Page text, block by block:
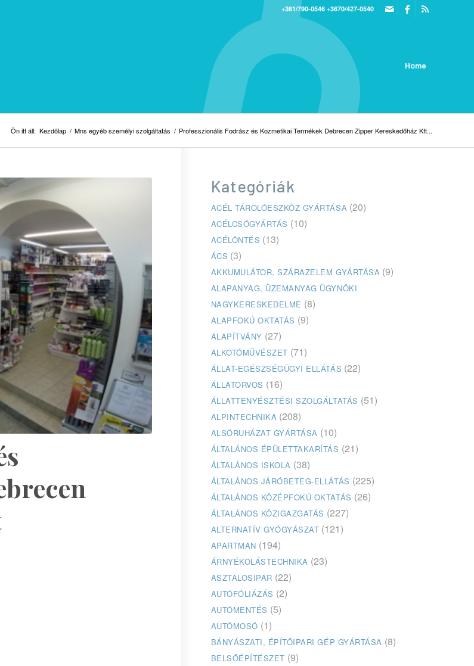
+361/790-0546 +3670/427-0540
Home
Ön itt áll: Kezdőlap / Mns egyéb személyi szolgáltatás / Professzionális Fodrász és Kozmetikai Termékek Debrecen Zipper Kereskedőház Kft...
Kategóriák
ACÉL TÁROLÓESZKÖZ GYÁRTÁSA (20)
ACÉLCSŐGYÁRTÁS (10)
ACÉLÖNTÉS (13)
ÁCS (3)
AKKUMULÁTOR, SZÁRAZELEM GYÁRTÁSA (9)
ALAPANYAG, ÜZEMANYAG ÜGYNÖKI
NAGYKERESKEDELME (8)
ALAPFOKÚ OKTATÁS (9)
ALAPÍTVÁNY (27)
ALKOTÓMŰVÉSZET (71)
ÁLLAT-EGÉSZSÉGÜGYI ELLÁTÁS (22)
ÁLLATORVOS (16)
ÁLLATTENYÉSZTÉSI SZOLGÁLTATÁS (51)
ALPINTECHNIKA (208)
ALSÓRUHÁZAT GYÁRTÁSA (10)
ÁLTALÁNOS ÉPÜLETTAKARÍTÁS (21)
ÁLTALÁNOS ISKOLA (38)
ÁLTALÁNOS JÁRÓBETEG-ELLÁTÁS (225)
ÁLTALÁNOS KÖZÉPFOKÚ OKTATÁS (26)
ÁLTALÁNOS KÖZIGAZGATÁS (227)
ALTERNATÍV GYÓGYÁSZAT (121)
APARTMAN (194)
ÁRNYÉKOLÁSTECHNIKA (23)
ASZTALOSIPAR (22)
AUTÓFÓLIÁZÁS (2)
AUTÓMENTÉS (5)
AUTÓMOSÓ (1)
BÁNYÁSZATI, ÉPÍTŐIPARI GÉP GYÁRTÁSA (8)
BELSŐÉPÍTÉSZET (9)